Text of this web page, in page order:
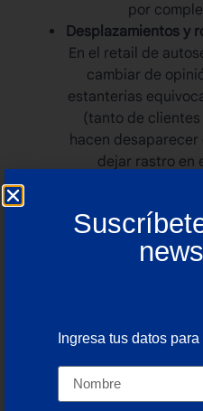
por
Desplazamientos y
En el retail de
cambiar de
estanterías
(tanto de
hacen
dejar rastro en
Estrategias
eliminar
Ingresa tus datos